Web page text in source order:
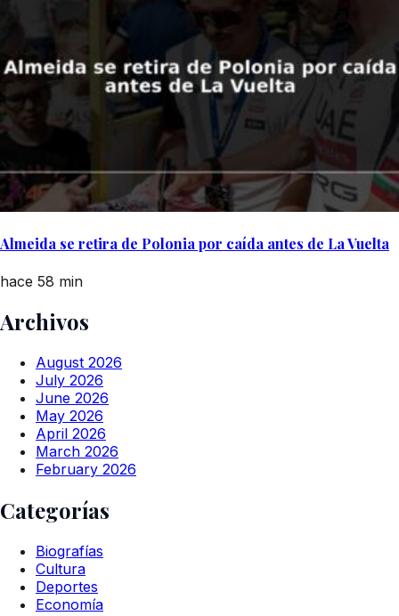
Almeida se retira de Polonia por caída antes de La Vuelta
hace 58 min
Archivos
August 2026
July 2026
June 2026
May 2026
April 2026
March 2026
February 2026
Categorías
Biografías
Cultura
Deportes
Economía